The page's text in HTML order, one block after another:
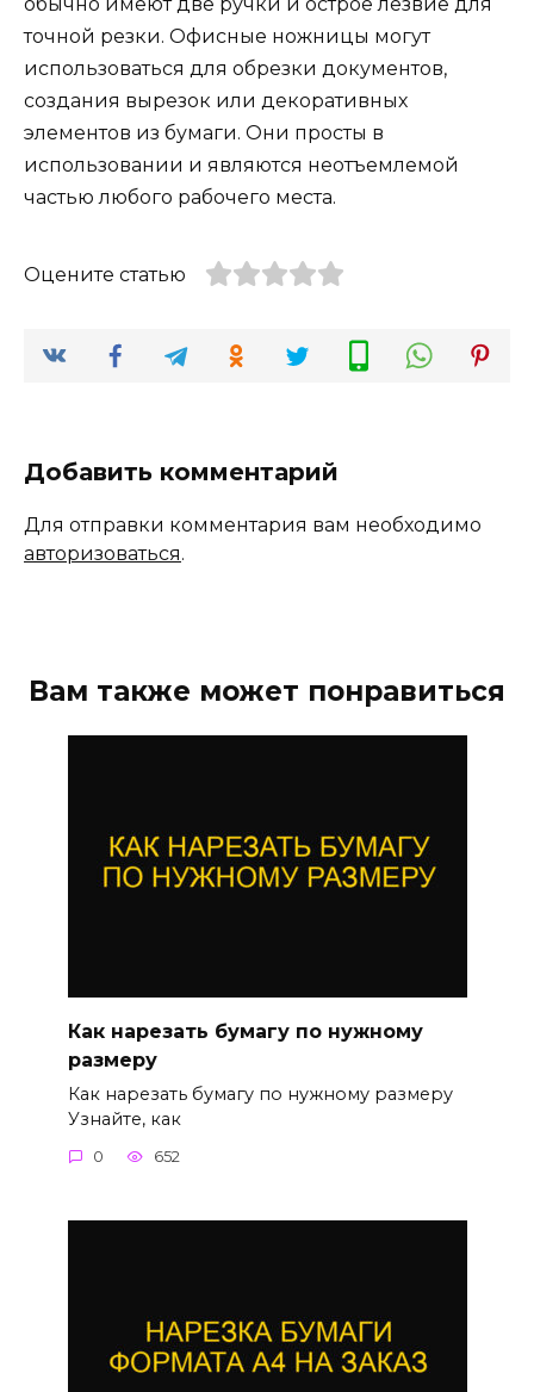
точной резки. Офисные ножницы могут
использоваться для обрезки документов,
создания вырезок или декоративных
элементов из бумаги. Они просты в
использовании и являются неотъемлемой
частью любого рабочего места.
Оцените статью
Добавить комментарий
Для отправки комментария вам необходимо
авторизоваться.
Вам также может понравиться
Как нарезать бумагу по нужному
размеру
Как нарезать бумагу по нужному размеру
Узнайте, как
0 652